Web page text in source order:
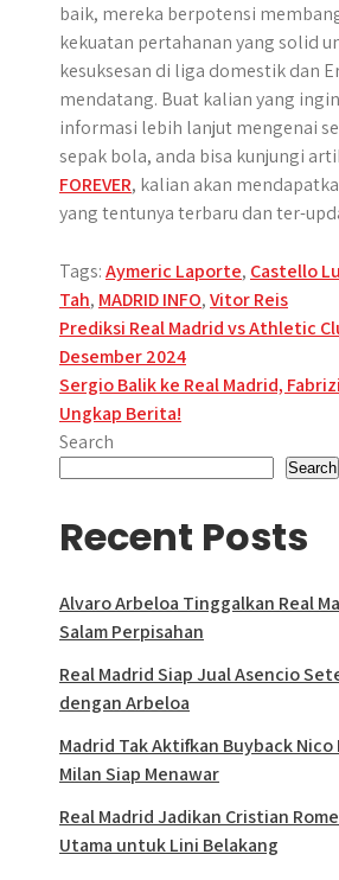
baik, mereka berpotensi
kekuatan pertahanan yang solid
kesuksesan di liga domestik dan
mendatang. Buat kalian yang
informasi lebih lanjut mengenai
sepak bola, anda bisa kunjungi
FOREVER, kalian akan
yang tentunya terbaru dan ter-
Tags:Aymeric Laporte, Castello
Tah, MADRID INFO,Vitor Reis
Post
navigation
Prediksi Real Madrid vs Athletic
Desember 2024
Sergio Balik ke Real Madrid,
Ungkap Berita!
Search
Search
Recent Posts
Alvaro Arbeloa Tinggalkan Real
Salam Perpisahan
Real Madrid Siap Jual Asencio
dengan Arbeloa
Madrid Tak Aktifkan Buyback
Milan Siap Menawar
Real Madrid Jadikan Cristian
Utama untuk Lini Belakang